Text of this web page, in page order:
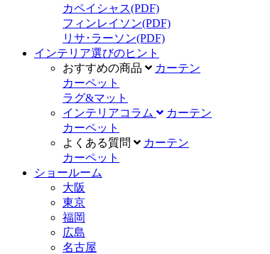
カペイシャス(PDF)
フィンレイソン(PDF)
リサ･ラーソン(PDF)
インテリア選びのヒント
おすすめの商品
カーテン
カーペット
ラグ&マット
インテリアコラム
カーテン
カーペット
よくある質問
カーテン
カーペット
ショールーム
大阪
東京
福岡
広島
名古屋